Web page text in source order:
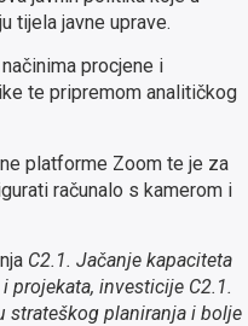
tijela javne uprave.
procjene i
te pripremom analitičkog
platforme Zoom te je za
računalo s kamerom i
C2.1. Jačanje kapaciteta
projekata, investicije C2.1.
strateškog planiranja i bolje